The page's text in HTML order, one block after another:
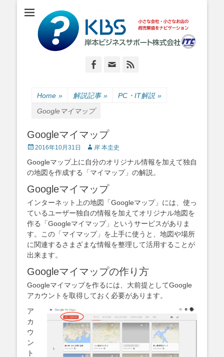
岸本ビジネスサポ
ート株式会社
小さな会社・小さなお店のIT経営をナビゲーション
Facebook
Email
Home » 解説記事 » PC・IT解説 »
Googleマイマップ
Googleマイマップ
Posted
2016年10月31日 Author
岸 本圭史
Googleマップ上に自分のオリジナル情報を加えて独自
の地図を作成する「マイマップ」の解説。
Googleマイマップ
インターネット上の地図「Googleマップ」には、使っ
ているユーザー独自の情報を加えてオリジナル地図を
作る「Googleマイマップ」というサービスがありま
す。この「マイマップ」を上手に使うと、地図や場所
に関連するさまざまな情報を整理して活用することが
出来ます。
Googleマイマップの作り方
Googleマイマップを作るには、大前提としてGoogle
アカウントを取得しておく必要があります。
ア
カ
ウ
ン
ト